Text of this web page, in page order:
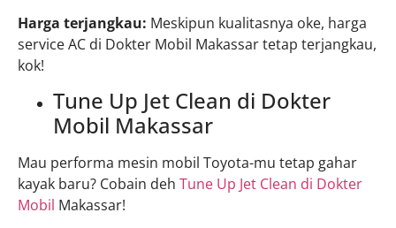
Harga terjangkau: Meskipun kualitasnya oke, harga
service AC di Dokter Mobil Makassar tetap terjangkau,
kok!
Tune Up Jet Clean di Dokter
Mobil Makassar
Mau performa mesin mobil Toyota-mu tetap gahar
kayak baru? Cobain deh Tune Up Jet Clean di Dokter
Mobil Makassar!